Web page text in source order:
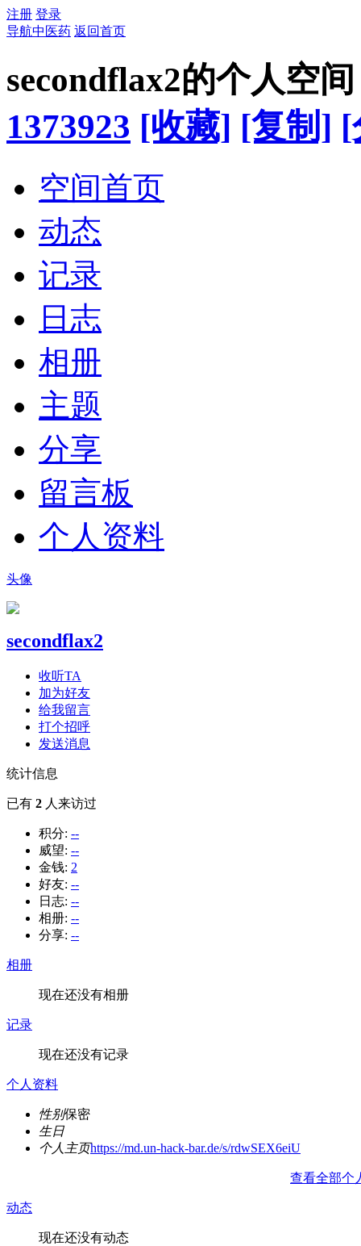
注册 登录
导航中医药 返回首页
secondflax2的个人空间
1373923 [收藏] [复制] [
空间首页
动态
记录
日志
相册
主题
分享
留言板
个人资料
头像
secondflax2
收听TA
加为好友
给我留言
打个招呼
发送消息
统计信息
已有 2 人来访过
积分: --
威望: --
金钱: 2
好友: --
日志: --
相册: --
分享: --
相册
现在还没有相册
记录
现在还没有记录
个人资料
性别保密
生日
个人主页https://md.un-hack-bar.de/s/rdwSEX6eiU
查看全部个
动态
现在还没有动态